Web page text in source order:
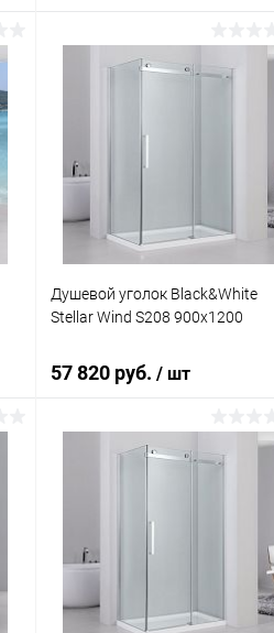
В корзину
Купить в 1 клик
В избранное
Душевой уголок Black&White
Stellar Wind S208 900х1200
57 820 руб. / шт
В корзину
Купить в 1 клик
В избранное Под заказ